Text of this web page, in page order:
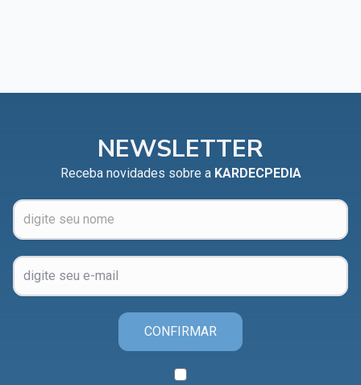
NEWSLETTER
Receba novidades sobre a KARDECPEDIA
CONFIRMAR